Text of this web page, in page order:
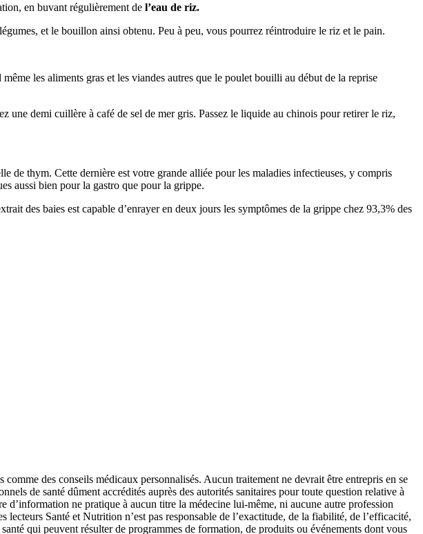
en buvant régulièrement de l’eau de riz.
et le bouillon ainsi obtenu. Peu à peu, vous pourrez réintroduire le riz et le pain.
les aliments gras et les viandes autres que le poulet bouilli au début de la reprise
une demi cuillère à café de sel de mer gris. Passez le liquide au chinois pour retirer le riz,
de thym. Cette dernière est votre grande alliée pour les maladies infectieuses, y compris
aussi bien pour la gastro que pour la grippe.
des baies est capable d’enrayer en deux jours les symptômes de la grippe chez 93,3% des
des conseils médicaux personnalisés. Aucun traitement ne devrait être entrepris en se
de santé dûment accrédités auprès des autorités sanitaires pour toute question relative à
d’information ne pratique à aucun titre la médecine lui-même, ni aucune autre profession
Santé et Nutrition n’est pas responsable de l’exactitude, de la fiabilité, de l’efficacité,
qui peuvent résulter de programmes de formation, de produits ou événements dont vous